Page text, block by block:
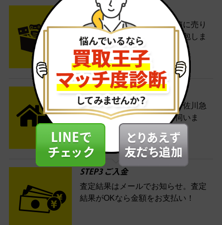
STEP1 お申込み・梱包
ネットでお申込みしたら、箱に売り
たい商品をいろいろ詰めて梱包しま
す。
STEP2 発送
送料無料でご自宅から発送！佐川急
便がご自宅まで引き取りに伺いま
STEP3 ご入金
査定結果はメールでお知らせ。査定
結果がOKなら金額をお支払い！